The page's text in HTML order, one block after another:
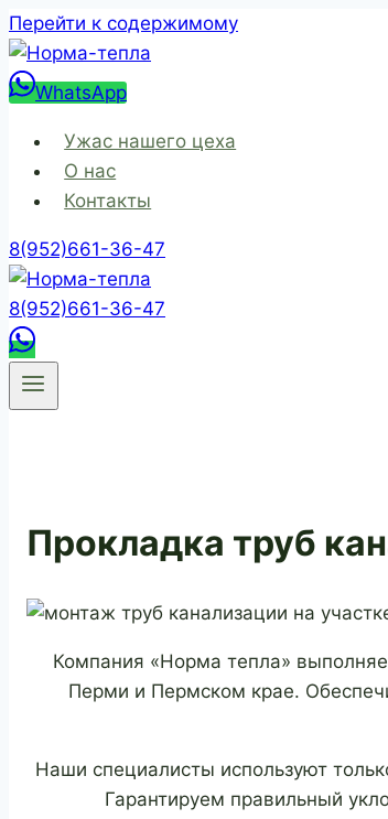
Перейти к содержимому
WhatsApp
Ужас нашего цеха
О нас
Контакты
8(952)661-36-47
8(952)661-36-47
Прокладка труб
Компания «Норма тепла»
Перми и Пермском крае.
Наши специалисты используют
Гарантируем правильный